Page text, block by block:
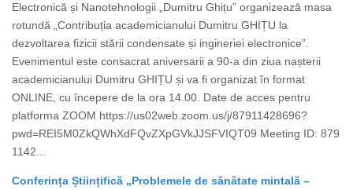
Electronică și Nanotehnologii „Dumitru Ghițu” organizează masa
rotundă „Contribuția academicianului Dumitru GHIȚU la
dezvoltarea fizicii stării condensate și ingineriei electronice”.
Evenimentul este consacrat aniversarii a 90-a din ziua nașterii
academicianului Dumitru GHIȚU și va fi organizat în format
ONLINE, cu începere de la ora 14.00. Date de acces pentru
platforma ZOOM https://us02web.zoom.us/j/87911428696?
pwd=REI5M0ZkQWhXdFQvZXpGVkJJSFVIQT09 Meeting ID: 879
1142...
Conferința Științifică „Problemele de sănătate mintală –